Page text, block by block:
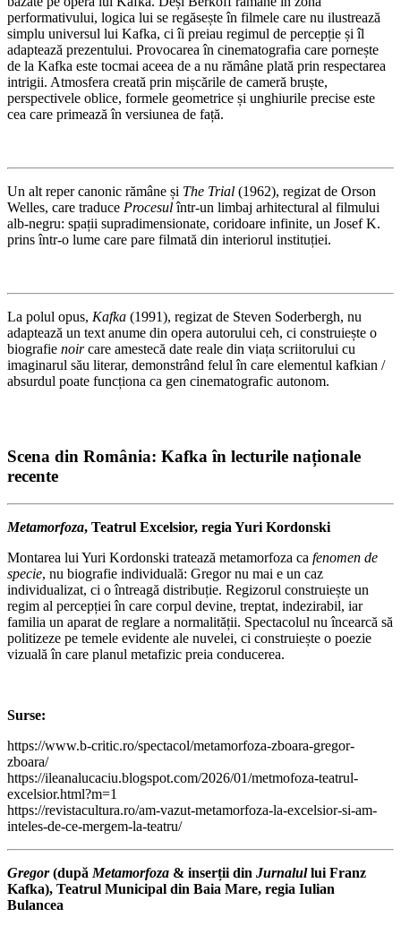
performativului, logica lui se regăsește în filmele care nu ilustrează
simplu universul lui Kafka, ci îi preiau regimul de percepție și îl
adaptează prezentului. Provocarea în cinematografia care pornește
de la Kafka este tocmai aceea de a nu rămâne plată prin respectarea
intrigii. Atmosfera creată prin mișcările de cameră bruște,
perspectivele oblice, formele geometrice și unghiurile precise este
cea care primează în versiunea de față.
Un alt reper canonic rămâne și The Trial (1962), regizat de Orson
Welles, care traduce Procesulîntr-un limbaj arhitectural al filmului
alb-negru: spații supradimensionate, coridoare infinite, un Josef K.
prins într-o lume care pare filmată din interiorul instituției.
La polul opus, Kafka (1991), regizat de Steven Soderbergh, nu
adaptează un text anume din opera autorului ceh, ci construiește o
biografie noircare amestecă date reale din viața scriitorului cu
imaginarul său literar, demonstrând felul în care elementul kafkian /
absurdul poate funcționa ca gen cinematografic autonom.
Scena din România: Kafka în lecturile naționale
recente
Metamorfoza, Teatrul Excelsior, regia Yuri Kordonski
Montarea lui Yuri Kordonski tratează metamorfoza ca fenomen de
specie, nu biografie individuală: Gregor nu mai e un caz
individualizat, ci o întreagă distribuție. Regizorul construiește un
regim al percepției în care corpul devine, treptat, indezirabil, iar
familia un aparat de reglare a normalității. Spectacolul nu încearcă să
politizeze pe temele evidente ale nuvelei, ci construiește o poezie
vizuală în care planul metafizic preia conducerea.
Surse:
https://www.b-critic.ro/spectacol/metamorfoza-zboara-gregor-
zboara/
https://ileanalucaciu.blogspot.com/2026/01/metmofoza-teatrul-
excelsior.html?m=1
https://revistacultura.ro/am-vazut-metamorfoza-la-excelsior-si-am-
inteles-de-ce-mergem-la-teatru/
Gregor (după Metamorfoza & inserții din Jurnalullui Franz
Kafka), Teatrul Municipal din Baia Mare, regia Iulian
Bulancea